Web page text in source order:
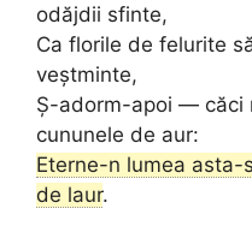
odăjdii sfinte,
Ca florile de felurite
veștminte,
Ș-adorm-apoi — căci
cununele de aur:
Eterne-n lumea asta-
de laur.